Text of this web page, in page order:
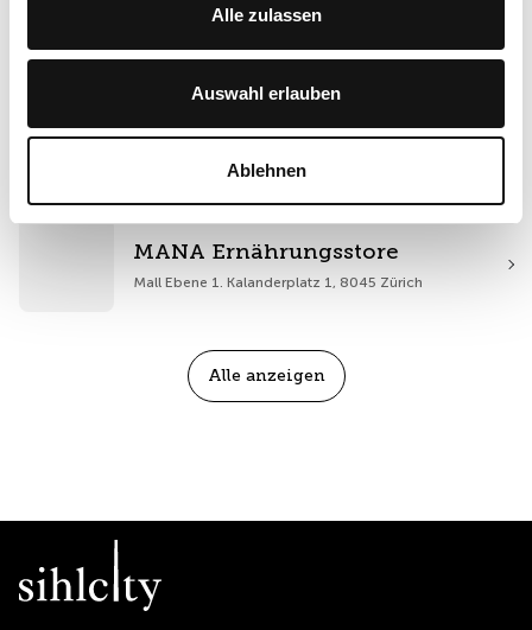
Alle zulassen
Auswahl erlauben
Ablehnen
KIKO Milano
Mall Ebene 0
L'Occitane en Provence
MANA Ernährungsstore
Mall Ebene 1. Kalanderplatz 1, 8045 Zürich
Alle anzeigen